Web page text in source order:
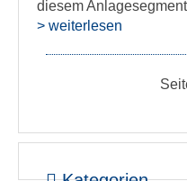
diesem
> weiterlesen